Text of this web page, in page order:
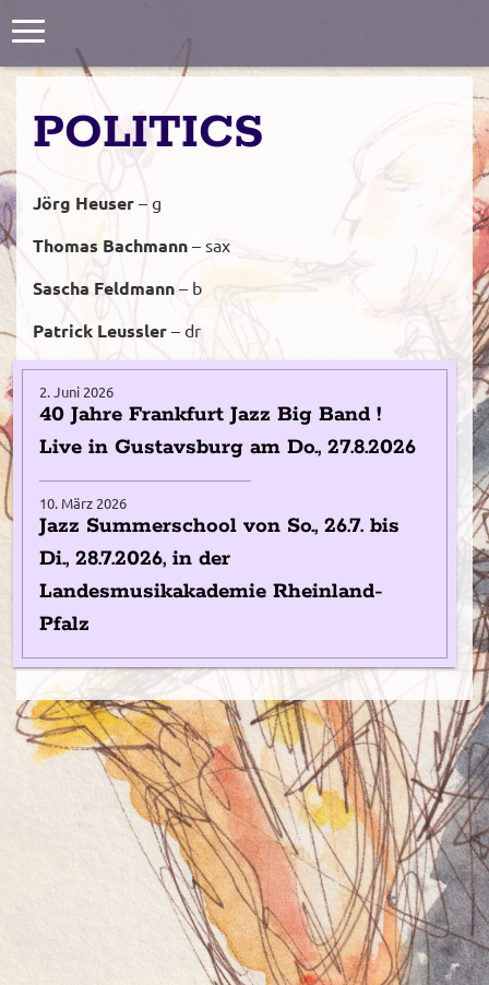
Toggle
navigation
POLITICS
Jörg Heuser– g
Thomas Bachmann– sax
Sascha Feldmann– b
Patrick Leussler– dr
2. Juni 2026
40 Jahre Frankfurt Jazz Big Band !
Live in Gustavsburg am Do., 27.8.2026
10. März 2026
Jazz Summerschool von So., 26.7. bis
Di., 28.7.2026, in der
Landesmusikakademie Rheinland-
Pfalz